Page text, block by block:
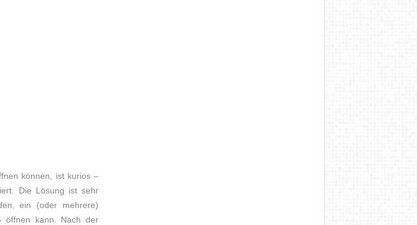
können, ist kurios –
Die Lösung ist sehr
ein (oder mehrere)
öffnen kann. Nach der